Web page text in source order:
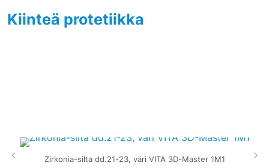
Kiinteä protetiikka
Zirkonia-silta dd.21-23, väri VITA 3D-Master 1M1